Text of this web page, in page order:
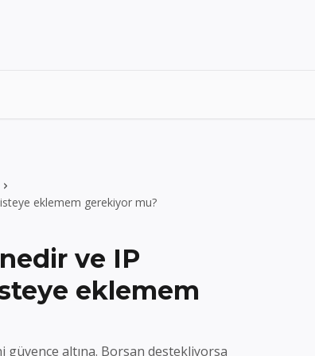
eklemem gerekiyor mu?
ve IP
eklemem
altına. Borsan destekliyorsa